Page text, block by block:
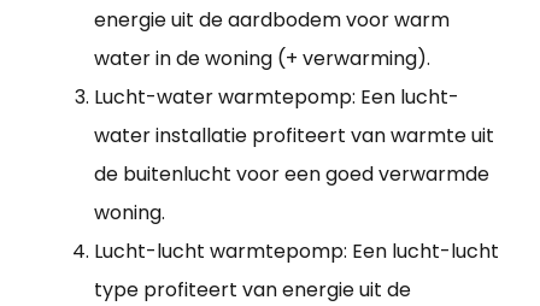
energie uit de aardbodem voor warm
water in de woning (+ verwarming).
Lucht-water warmtepomp: Een lucht-
water installatie profiteert van warmte uit
de buitenlucht voor een goed verwarmde
woning.
Lucht-lucht warmtepomp: Een lucht-lucht
type profiteert van energie uit de